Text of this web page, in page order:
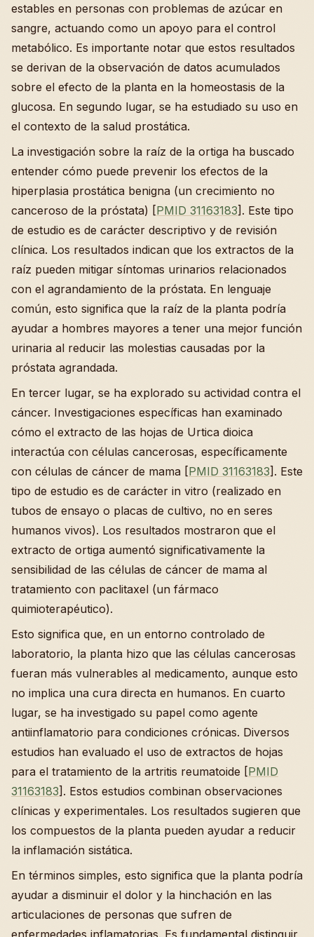
estables en personas con problemas de azúcar en
sangre, actuando como un apoyo para el control
metabólico. Es importante notar que estos resultados
se derivan de la observación de datos acumulados
sobre el efecto de la planta en la homeostasis de la
glucosa. En segundo lugar, se ha estudiado su uso en
el contexto de la salud prostática.
La investigación sobre la raíz de la ortiga ha buscado
entender cómo puede prevenir los efectos de la
hiperplasia prostática benigna (un crecimiento no
canceroso de la próstata) [PMID 31163183]. Este tipo
de estudio es de carácter descriptivo y de revisión
clínica. Los resultados indican que los extractos de la
raíz pueden mitigar síntomas urinarios relacionados
con el agrandamiento de la próstata. En lenguaje
común, esto significa que la raíz de la planta podría
ayudar a hombres mayores a tener una mejor función
urinaria al reducir las molestias causadas por la
próstata agrandada.
En tercer lugar, se ha explorado su actividad contra el
cáncer. Investigaciones específicas han examinado
cómo el extracto de las hojas de Urtica dioica
interactúa con células cancerosas, específicamente
con células de cáncer de mama [PMID 31163183]. Este
tipo de estudio es de carácter in vitro (realizado en
tubos de ensayo o placas de cultivo, no en seres
humanos vivos). Los resultados mostraron que el
extracto de ortiga aumentó significativamente la
sensibilidad de las células de cáncer de mama al
tratamiento con paclitaxel (un fármaco
quimioterapéutico).
Esto significa que, en un entorno controlado de
laboratorio, la planta hizo que las células cancerosas
fueran más vulnerables al medicamento, aunque esto
no implica una cura directa en humanos. En cuarto
lugar, se ha investigado su papel como agente
antiinflamatorio para condiciones crónicas. Diversos
estudios han evaluado el uso de extractos de hojas
para el tratamiento de la artritis reumatoide [PMID
31163183]. Estos estudios combinan observaciones
clínicas y experimentales. Los resultados sugieren que
los compuestos de la planta pueden ayudar a reducir
la inflamación sistática.
En términos simples, esto significa que la planta podría
ayudar a disminuir el dolor y la hinchación en las
articulaciones de personas que sufren de